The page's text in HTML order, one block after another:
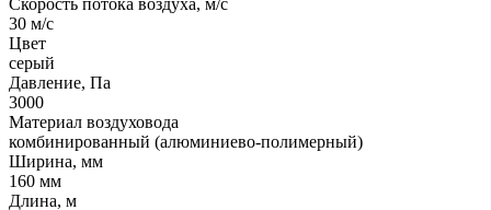
Скорость потока воздуха, м/с
30 м/с
Цвет
серый
Давление, Па
3000
Материал воздуховода
комбинированный (алюминиево-полимерный)
Ширина, мм
160 мм
Длина, м